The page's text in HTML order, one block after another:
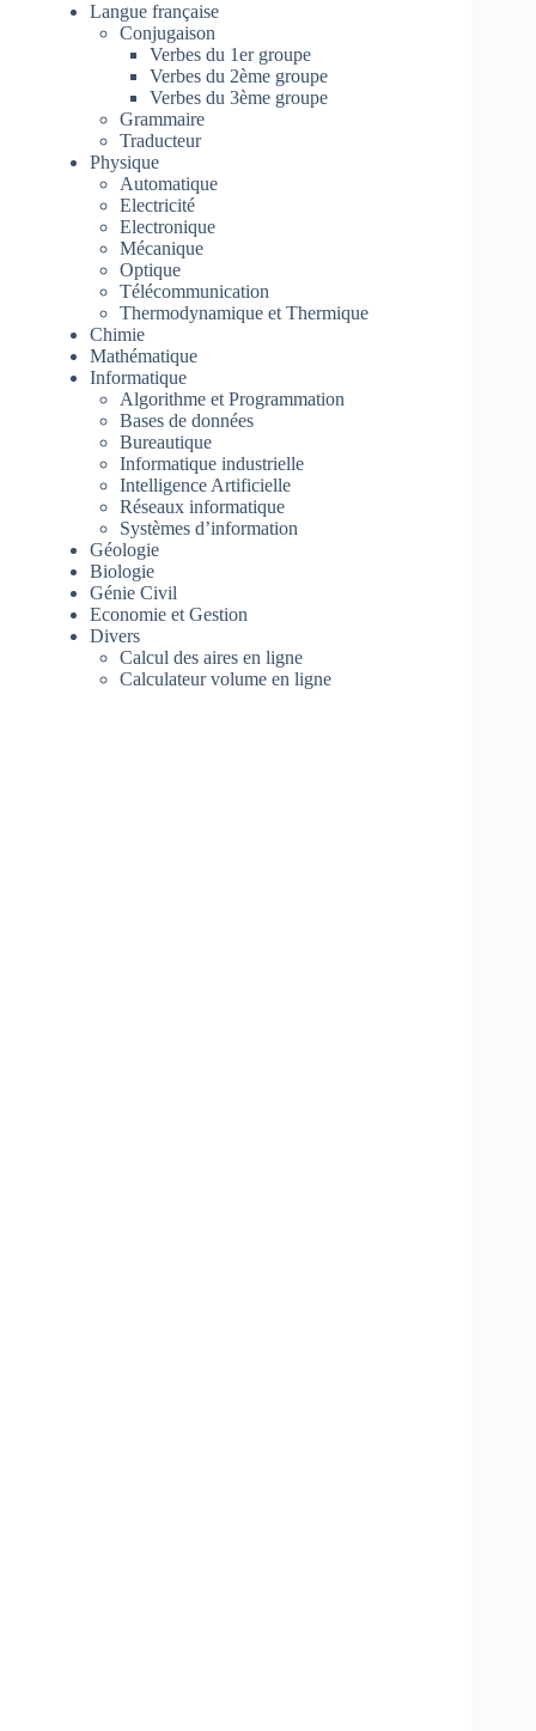
Langue française
Conjugaison
Verbes du 1er groupe
Verbes du 2ème groupe
Verbes du 3ème groupe
Grammaire
Traducteur
Physique
Automatique
Electricité
Electronique
Mécanique
Optique
Télécommunication
Thermodynamique et Thermique
Chimie
Mathématique
Informatique
Algorithme et Programmation
Bases de données
Bureautique
Informatique industrielle
Intelligence Artificielle
Réseaux informatique
Systèmes d’information
Géologie
Biologie
Génie Civil
Economie et Gestion
Divers
Calcul des aires en ligne
Calculateur volume en ligne